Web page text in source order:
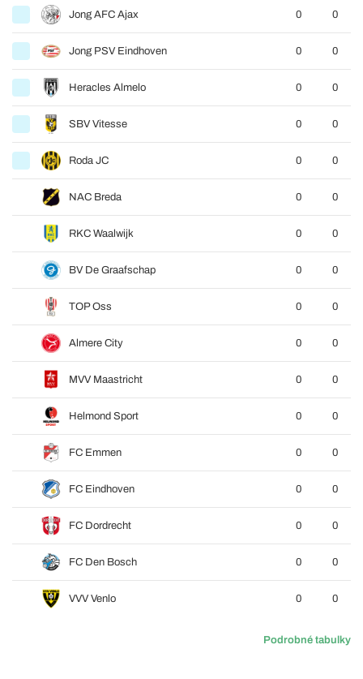
Jong AFC Ajax 0 0
Jong PSV Eindhoven 0 0
Heracles Almelo 0 0
SBV Vitesse 0 0
Roda JC 0 0
NAC Breda 0 0
RKC Waalwijk 0 0
BV De Graafschap 0 0
TOP Oss 0 0
Almere City 0 0
MVV Maastricht 0 0
Helmond Sport 0 0
FC Emmen 0 0
FC Eindhoven 0 0
FC Dordrecht 0 0
FC Den Bosch 0 0
VVV Venlo 0 0
Podrobné tabulky